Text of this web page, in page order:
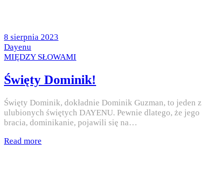
Posted
on
8 sierpnia 2023
by
Dayenu
Posted
MIĘDZY SŁOWAMI
Święty Dominik!
Święty Dominik, dokładnie Dominik Guzman, to jeden z
ulubionych świętych DAYENU. Pewnie dlatego, że jego
bracia, dominikanie, pojawili się na…
Read more